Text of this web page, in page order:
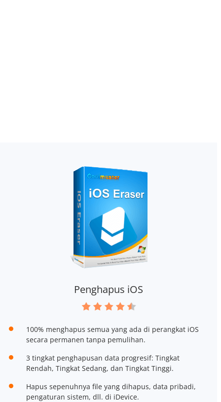
Penghapus iOS
100% menghapus semua yang ada di perangkat iOS
secara permanen tanpa pemulihan.
3 tingkat penghapusan data progresif: Tingkat
Rendah, Tingkat Sedang, dan Tingkat Tinggi.
Hapus sepenuhnya file yang dihapus, data pribadi,
pengaturan sistem, dll. di iDevice.